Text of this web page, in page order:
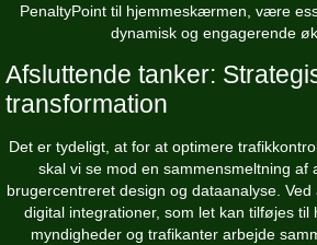
PenaltyPoint til hjemmeskærmen, være
dynamisk og engagerende
Afsluttende tanker:
transformation
Det er tydeligt, at for at optimere
skal vi se mod en sammensmeltning af
brugercentreret design og dataanalyse.
digital integrationer, som let kan tilføjes
myndigheder og trafikanter arbejde